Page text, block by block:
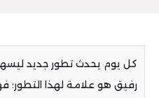
كل يوم يحدث تطور جديد
رفيق هو علامة لهذا التطور؛